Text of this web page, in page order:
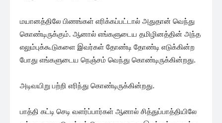
மயானத்திலே பிணங்கள் எரிக்கப்பட்டால் அதுதான் வெந்து
கொண்டிருக்கும். ஆனால் எங்களுடைய தமிழினத்தின் அந்த
எலும்புக்கூடுகளை இவர்கள் தோண்டி தோண்டி எடுக்கின்ற
போது எங்களுடைய நெஞ்சம் வெந்து கொண்டிருக்கின்றது.
அடிவயிறு பற்றி எரிந்து கொண்டிருக்கின்றது.
பாத்தி கட்டி செடி வளர்ப்பார்கள் ஆனால் சித்துப்பாத்தியிலே